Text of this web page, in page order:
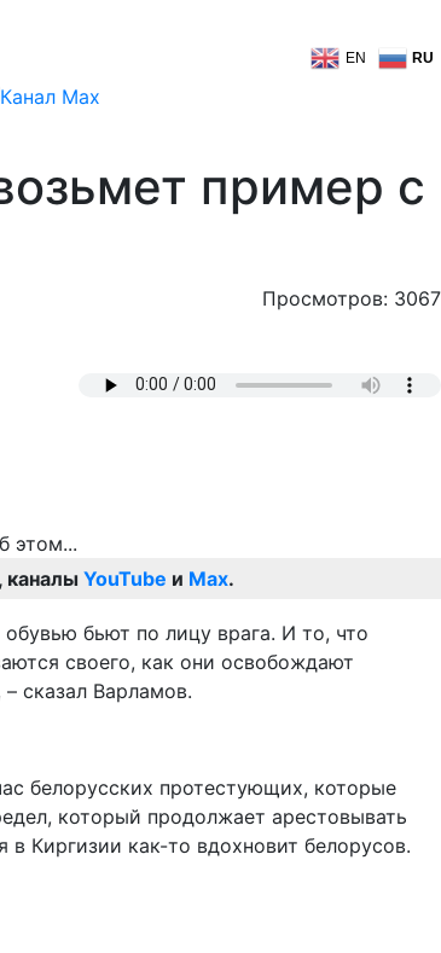
EN RU
пример с
Просмотров: 3067
, каналы YouTube и Max.
бьют по лицу врага. И то, что
своего, как они освобождают
сказал Варламов.
белорусских протестующих, которые
который продолжает арестовывать
Киргизии как-то вдохновит белорусов.